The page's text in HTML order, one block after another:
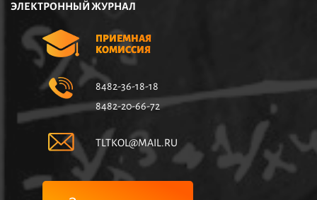
ЭЛЕКТРОННЫЙ ЖУРНАЛ
ПРИЕМНАЯ
КОМИССИЯ
8482-36-18-18
8482-20-66-72
TLTKOL@MAIL.RU